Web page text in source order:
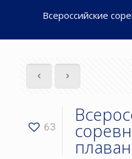
Всероссийские
63